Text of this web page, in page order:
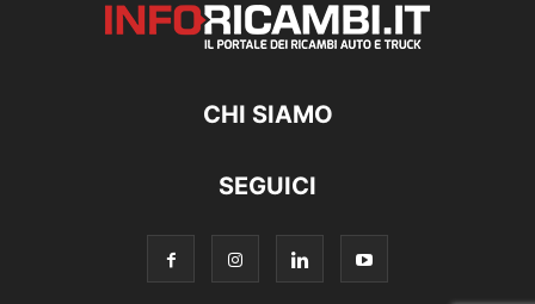
CHI SIAMO
SEGUICI